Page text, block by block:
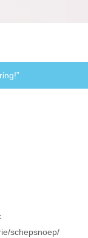
schepsnoep/